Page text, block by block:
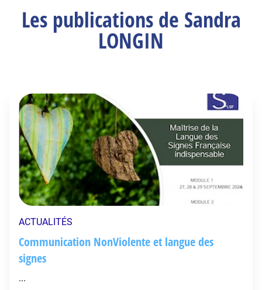
Les publications de Sandra
LONGIN
ACTUALITÉS
Communication NonViolente et langue des
signes
...